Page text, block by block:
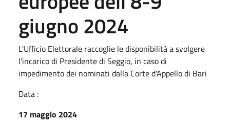
giugno 2024
L'Ufficio Elettorale raccoglie le disponibilità a svolgere
l'incarico di Presidente di Seggio, in caso di
impedimento dei nominati dalla Corte d'Appello di Bari
Data :
17 maggio 2024